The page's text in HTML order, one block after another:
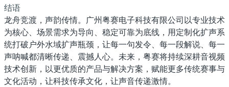
结语
龙舟竞渡，声韵传情。广州粤赛电子科技有限公司以专业技术
为核心、场景需求为导向、稳定可靠为底线 ，用定制化扩声系
统打破户外水域扩声瓶颈，让每一句发令、每一段解说、每一
声呐喊都清晰传递、震撼人心。未来，粤赛将持续深耕音视频
技术创新，以更优质的产品与解决方案，赋能更多传统赛事与
文化活动，让科技传承文化，让声音传递激情。